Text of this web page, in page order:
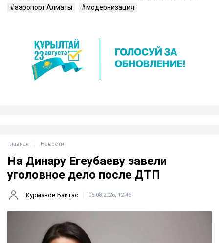
аэропорт Алматы
модернизация